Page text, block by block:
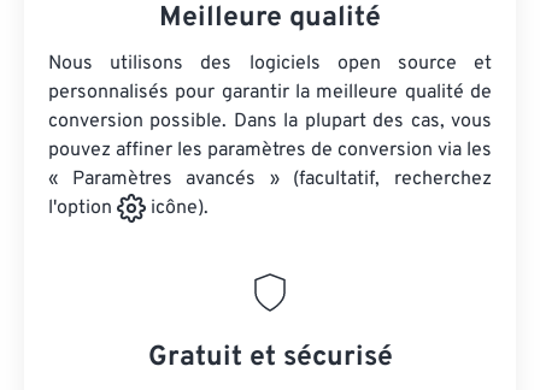
Meilleure qualité
Nous utilisons des logiciels open source et
personnalisés pour garantir la meilleure qualité de
conversion possible. Dans la plupart des cas, vous
pouvez affiner les paramètres de conversion via les
« Paramètres avancés » (facultatif, recherchez
l'option
icône).
Gratuit et sécurisé